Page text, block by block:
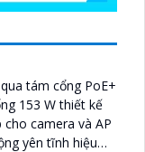
tám cổng PoE+
153 W thiết kế
camera và AP
yên tĩnh hiệu